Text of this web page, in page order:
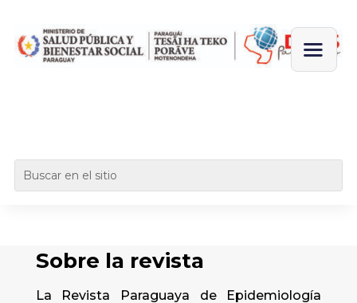
Sobre la revista
La Revista Paraguaya de Epidemiología